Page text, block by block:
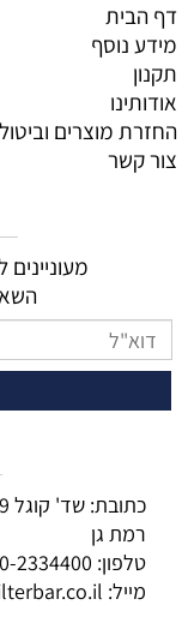
דף הבית
מידע נוסף
תקנון
אודותינו
החזרת מוצרים
צור קשר
רמת גן
טלפון: 2334400
מייל: